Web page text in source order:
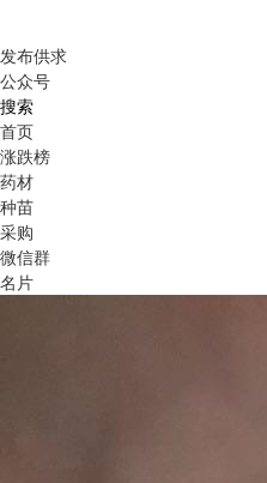
发布供求
公众号
搜索
首页
涨跌榜
药材
种苗
采购
微信群
名片